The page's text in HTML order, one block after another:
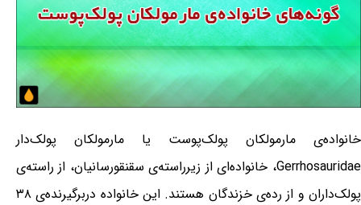
خانواده‌ی مارمولکان پولک‌پوست یا مارمولکان پولک‌دار
Gerrhosauridae، خانواده‌ای از زیرراسته‌ی سقنقورسانیان، از راسته‌ی
پولک‌داران و از رده‌ی خزندگان هستند. این خانواده دربرگیرنده‌ی ۳۸